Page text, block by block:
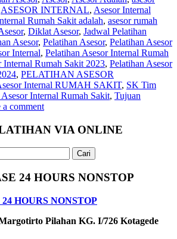
ASESOR INTERNAL, Asesor Internal
Rumah Sakit adalah, asesor rumah
, Diklat Asesor, Jadwal Pelatihan
Asesor, Pelatihan Asesor, Pelatihan Asesor
Internal, Pelatihan Asesor Internal Rumah
Internal Rumah Sakit 2023, Pelatihan Asesor
, PELATIHAN ASESOR
Internal RUMAH SAKIT, SK Tim
Asesor Internal Rumah Sakit, Tujuan
a comment
VIA ONLINE
24 HOURS NONSTOP
HOURS NONSTOP
Pilahan KG. I/726 Kotagede